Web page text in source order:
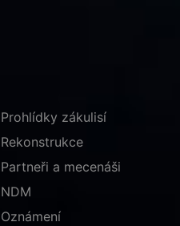
Prohlídky zákulisí
Rekonstrukce
Partneři a mecenáši
NDM
Oznámení